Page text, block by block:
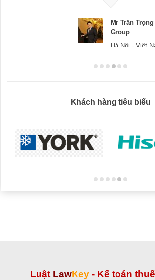
Trọng Hiếu - Chủ tịch IDJ
Khách hàng tiêu biểu
Luật LawKey - Kế toán thuế